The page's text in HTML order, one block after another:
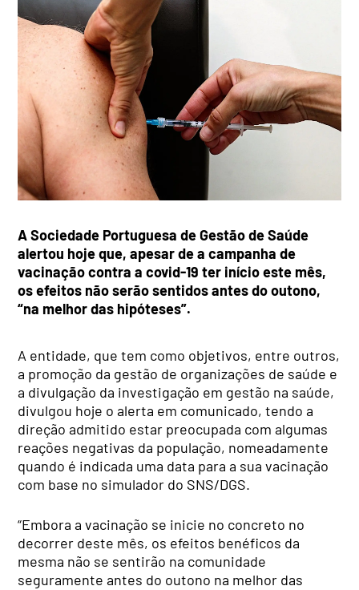
A Sociedade Portuguesa de Gestão de Saúde
alertou hoje que, apesar de a campanha de
vacinação contra a covid-19 ter início este mês,
os efeitos não serão sentidos antes do outono,
“na melhor das hipóteses”.
A entidade, que tem como objetivos, entre outros,
a promoção da gestão de organizações de saúde e
a divulgação da investigação em gestão na saúde,
divulgou hoje o alerta em comunicado, tendo a
direção admitido estar preocupada com algumas
reações negativas da população, nomeadamente
quando é indicada uma data para a sua vacinação
com base no simulador do SNS/DGS.
“Embora a vacinação se inicie no concreto no
decorrer deste mês, os efeitos benéficos da
mesma não se sentirão na comunidade
seguramente antes do outono na melhor das